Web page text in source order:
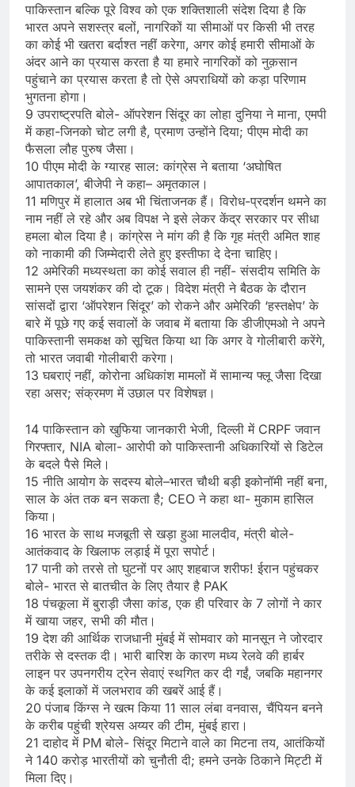
पाकिस्तान बल्कि पूरे विश्व को एक शक्तिशाली संदेश दिया है कि
भारत अपने सशस्त्र बलों, नागरिकों या सीमाओं पर किसी भी तरह
का कोई भी खतरा बर्दाश्त नहीं करेगा, अगर कोई हमारी सीमाओं के
अंदर आने का प्रयास करता है या हमारे नागरिकों को नुक़सान
पहुंचाने का प्रयास करता है तो ऐसे अपराधियों को कड़ा परिणाम
भुगतना होगा।
9 उपराष्ट्रपति बोले- ऑपरेशन सिंदूर का लोहा दुनिया ने माना, एमपी
में कहा-जिनको चोट लगी है, प्रमाण उन्होंने दिया; पीएम मोदी का
फैसला लौह पुरुष जैसा।
10 पीएम मोदी के ग्यारह साल: कांग्रेस ने बताया ‘अघोषित
आपातकाल’, बीजेपी ने कहा– अमृतकाल।
11 मणिपुर में हालात अब भी चिंताजनक हैं। विरोध-प्रदर्शन थमने का
नाम नहीं ले रहे और अब विपक्ष ने इसे लेकर केंद्र सरकार पर सीधा
हमला बोल दिया है। कांग्रेस ने मांग की है कि गृह मंत्री अमित शाह
को नाकामी की जिम्मेदारी लेते हुए इस्तीफा दे देना चाहिए।
12 अमेरिकी मध्यस्थता का कोई सवाल ही नहीं- संसदीय समिति के
सामने एस जयशंकर की दो टूक। ​विदेश मंत्री ने बैठक के दौरान
सांसदों द्वारा ‘ऑपरेशन सिंदूर’ को रोकने और अमेरिकी ‘हस्तक्षेप’ के
बारे में पूछे गए कई सवालों के जवाब में बताया कि डीजीएमओ ने अपने
पाकिस्तानी समकक्ष को सूचित किया था कि अगर वे गोलीबारी करेंगे,
तो भारत जवाबी गोलीबारी करेगा।
13 घबराएं नहीं, कोरोना अधिकांश मामलों में सामान्य फ्लू जैसा दिखा
रहा असर; संक्रमण में उछाल पर विशेषज्ञ।
14 पाकिस्तान को खुफिया जानकारी भेजी, दिल्ली में CRPF जवान
गिरफ्तार, NIA बोला- आरोपी को पाकिस्तानी अधिकारियों से डिटेल
के बदले पैसे मिले।
15 नीति आयोग के सदस्य बोले–भारत चौथी बड़ी इकोनॉमी नहीं बना,
साल के अंत तक बन सकता है; CEO ने कहा था- मुकाम हासिल
किया।
16 भारत के साथ मजबूती से खड़ा हुआ मालदीव, मंत्री बोले-
आतंकवाद के खिलाफ लड़ाई में पूरा सपोर्ट।
17 पानी को तरसे तो घुटनों पर आए शहबाज शरीफ! ईरान पहुंचकर
बोले- भारत से बातचीत के लिए तैयार है PAK
18 पंचकूला में बुराड़ी जैसा कांड, एक ही परिवार के 7 लोगों ने कार
में खाया जहर, सभी की मौत।
19 देश की आर्थिक राजधानी मुंबई में सोमवार को मानसून ने जोरदार
तरीके से दस्तक दी। भारी बारिश के कारण मध्य रेलवे की हार्बर
लाइन पर उपनगरीय ट्रेन सेवाएं स्थगित कर दी गईं, जबकि महानगर
के कई इलाकों में जलभराव की खबरें आई हैं।
20 पंजाब किंग्स ने खत्म किया 11 साल लंबा वनवास, चैंपियन बनने
के करीब पहुंची श्रेयस अय्यर की टीम, मुंबई हारा।
21 दाहोद में PM बोले- सिंदूर मिटाने वाले का मिटना तय, आतंकियों
ने 140 करोड़ भारतीयों को चुनौती दी; हमने उनके ठिकाने मिट्टी में
मिला दिए।